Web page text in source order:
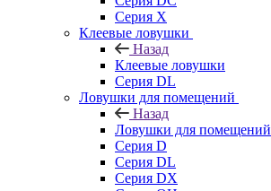
Серия X
Клеевые ловушки
Назад
Клеевые ловушки
Серия DL
Ловушки для помещений
Назад
Ловушки для помещений
Серия D
Серия DL
Серия DX